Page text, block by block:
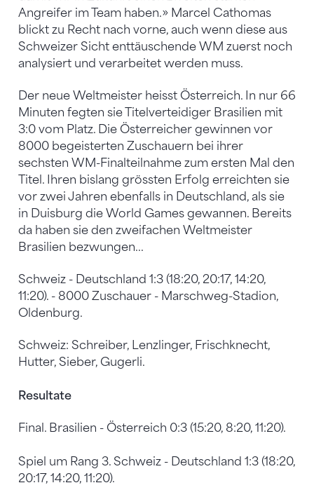
Angreifer im Team haben.» Marcel Cathomas
blickt zu Recht nach vorne, auch wenn diese aus
Schweizer Sicht enttäuschende WM zuerst noch
analysiert und verarbeitet werden muss.
Der neue Weltmeister heisst Österreich. In nur 66
Minuten fegten sie Titelverteidiger Brasilien mit
3:0 vom Platz. Die Österreicher gewinnen vor
8000 begeisterten Zuschauern bei ihrer
sechsten WM-Finalteilnahme zum ersten Mal den
Titel. Ihren bislang grössten Erfolg erreichten sie
vor zwei Jahren ebenfalls in Deutschland, als sie
in Duisburg die World Games gewannen. Bereits
da haben sie den zweifachen Weltmeister
Brasilien bezwungen...
Schweiz - Deutschland 1:3 (18:20, 20:17, 14:20,
11:20). - 8000 Zuschauer - Marschweg-Stadion,
Oldenburg.
Schweiz: Schreiber, Lenzlinger, Frischknecht,
Hutter, Sieber, Gugerli.
Resultate
Final. Brasilien - Österreich 0:3 (15:20, 8:20, 11:20).
Spiel um Rang 3. Schweiz - Deutschland 1:3 (18:20,
20:17, 14:20, 11:20).